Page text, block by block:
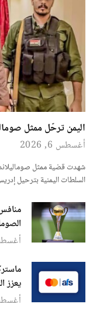
اليمن ترحّل ممثل
أغسطس 6, 2026
شهدت قضية ممثل
السلطات اليمنية بترحيل
أغسطس 6,
يعزز
أغسطس 6,